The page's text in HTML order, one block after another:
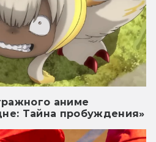
аниме
Тайна пробуждения»